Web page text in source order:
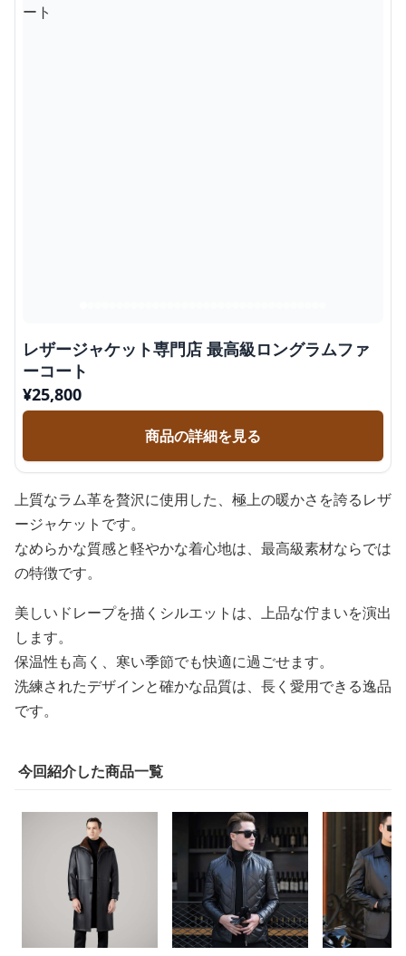
レザージャケット専門店 最高級ロングラムファ
ーコート
¥25,800
商品の詳細を見る
上質なラム革を贅沢に使用した、極上の暖かさを誇るレザ
ージャケットです。
なめらかな質感と軽やかな着心地は、最高級素材ならでは
の特徴です。
美しいドレープを描くシルエットは、上品な佇まいを演出
します。
保温性も高く、寒い季節でも快適に過ごせます。
洗練されたデザインと確かな品質は、長く愛用できる逸品
です。
今回紹介した商品一覧